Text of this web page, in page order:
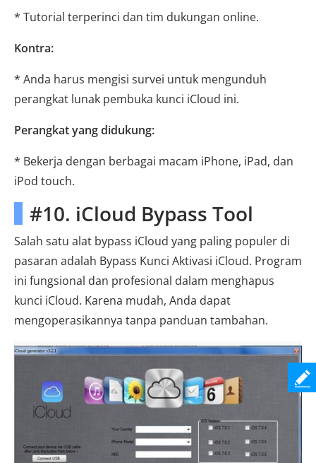
* Tutorial terperinci dan tim dukungan online.
Kontra:
* Anda harus mengisi survei untuk mengunduh
perangkat lunak pembuka kunci iCloud ini.
Perangkat yang didukung:
* Bekerja dengan berbagai macam iPhone, iPad, dan
iPod touch.
#10. iCloud Bypass Tool
Salah satu alat bypass iCloud yang paling populer di
pasaran adalah Bypass Kunci Aktivasi iCloud. Program
ini fungsional dan profesional dalam menghapus
kunci iCloud. Karena mudah, Anda dapat
mengoperasikannya tanpa panduan tambahan.